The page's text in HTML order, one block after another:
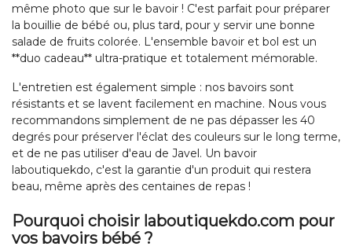
même photo que sur le bavoir ! C'est parfait pour préparer
la bouillie de bébé ou, plus tard, pour y servir une bonne
salade de fruits colorée. L'ensemble bavoir et bol est un
**duo cadeau** ultra-pratique et totalement mémorable.
L'entretien est également simple : nos bavoirs sont
résistants et se lavent facilement en machine. Nous vous
recommandons simplement de ne pas dépasser les 40
degrés pour préserver l'éclat des couleurs sur le long terme,
et de ne pas utiliser d'eau de Javel. Un bavoir
laboutiquekdo, c'est la garantie d'un produit qui restera
beau, même après des centaines de repas !
Pourquoi choisir laboutiquekdo.com pour
vos bavoirs bébé ?